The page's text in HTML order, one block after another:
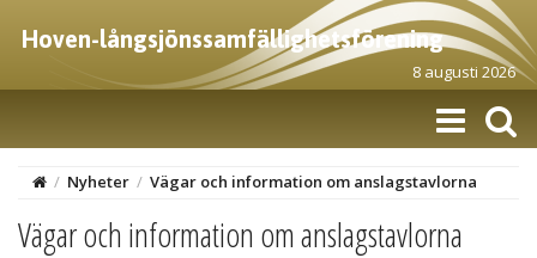
Hoven-långsjönssamfällighetsförening
8 augusti 2026
/ Nyheter / Vägar och information om anslagstavlorna
Vägar och information om anslagstavlorna